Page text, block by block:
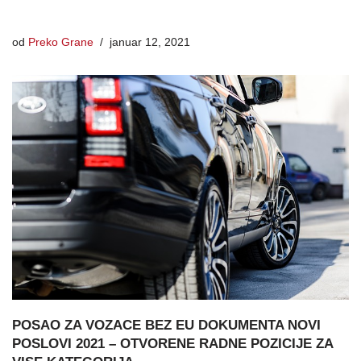
od Preko Grane januar 12, 2021
POSAO ZA VOZACE BEZ EU DOKUMENTA NOVI
POSLOVI 2021 – OTVORENE RADNE POZICIJE ZA